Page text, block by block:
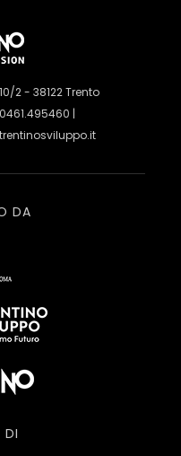
2 - 38122 Trento
|
DA
DI